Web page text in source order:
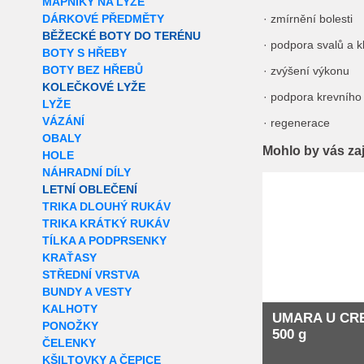
DÁRKOVÉ PŘEDMĚTY
BĚŽECKÉ BOTY DO TERÉNU
BOTY S HŘEBY
BOTY BEZ HŘEBŮ
KOLEČKOVÉ LYŽE
LYŽE
VÁZÁNÍ
OBALY
HOLE
NÁHRADNÍ DÍLY
LETNÍ OBLEČENÍ
TRIKA DLOUHÝ RUKÁV
TRIKA KRÁTKÝ RUKÁV
TÍLKA A PODPRSENKY
KRAŤASY
STŘEDNÍ VRSTVA
BUNDY A VESTY
KALHOTY
PONOŽKY
ČELENKY
KŠILTOVKY A ČEPICE
· zmírnění bolesti
· podpora svalů a
· zvýšení výkonu
· podpora
· regenerace
Mohlo by vás
UMARA U
500 g